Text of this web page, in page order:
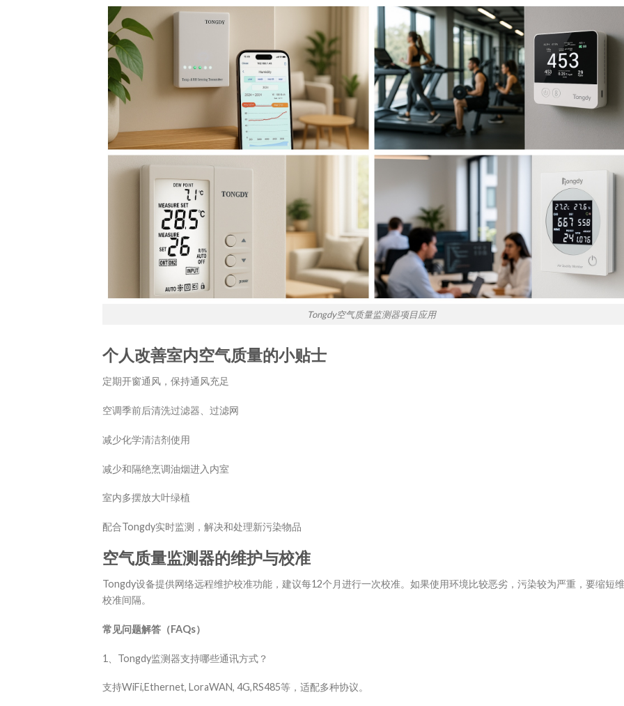
Tongdy空气质量监测器项目应用
个人改善室内空气质量的小贴士
定期开窗通风，保持通风充足
空调季前后清洗过滤器、过滤网
减少化学清洁剂使用
减少和隔绝烹调油烟进入内室
室内多摆放大叶绿植
配合Tongdy实时监测，解决和处理新污染物品
空气质量监测器的维护与校准
Tongdy设备提供网络远程维护校准功能，建议每12个月进行一次校准。如果使用环境比较恶劣，污染较为严重，要缩短
校准间隔。
常见问题解答（FAQs）
1、Tongdy监测器支持哪些通讯方式？
支持WiFi,Ethernet, LoraWAN, 4G,RS485等，适配多种协议。